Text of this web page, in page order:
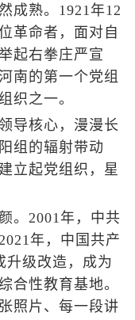
成熟。1921年12
革命者，面对自
起右拳庄严宣
南的第一个党组
织之一。
核心，漫漫长
组的辐射带动
立起党组织，星
2001年，中共
年，中国共产
升级改造，成为
合性教育基地。
照片、每一段讲